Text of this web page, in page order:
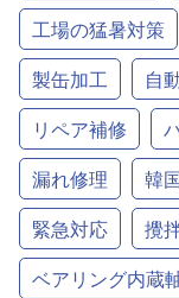
工場の猛暑対策
製缶加工
自
リペア補修
漏れ修理
韓
緊急対応
攪
ベアリング内蔵